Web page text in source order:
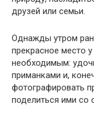
друзей или семьи.
Однажды утром
прекрасное место
необходимым:
приманками и,
фотографировать
поделиться ими со